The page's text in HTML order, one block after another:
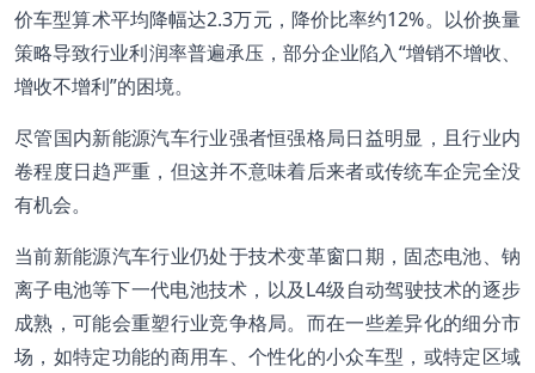
价车型算术平均降幅达2.3万元，降价比率约12%。以价换量
策略导致行业利润率普遍承压，部分企业陷入“增销不增收、
增收不增利”的困境。
尽管国内新能源汽车行业强者恒强格局日益明显，且行业内
卷程度日趋严重，但这并不意味着后来者或传统车企完全没
有机会。
当前新能源汽车行业仍处于技术变革窗口期，固态电池、钠
离子电池等下一代电池技术，以及L4级自动驾驶技术的逐步
成熟，可能会重塑行业竞争格局。而在一些差异化的细分市
场，如特定功能的商用车、个性化的小众车型，或特定区域